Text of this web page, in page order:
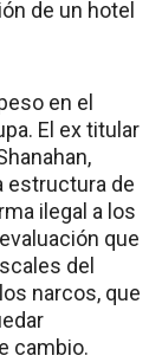
de un hotel
en el
El ex titular
estructura de
ilegal a los
que
del
narcos, que
cambio.